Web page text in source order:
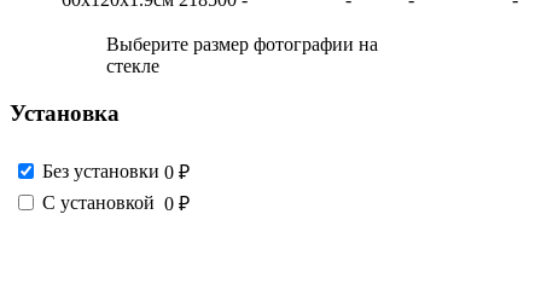
Выберите размер фотографии на
стекле
Установка
Без установки 0 ₽
С установкой 0 ₽